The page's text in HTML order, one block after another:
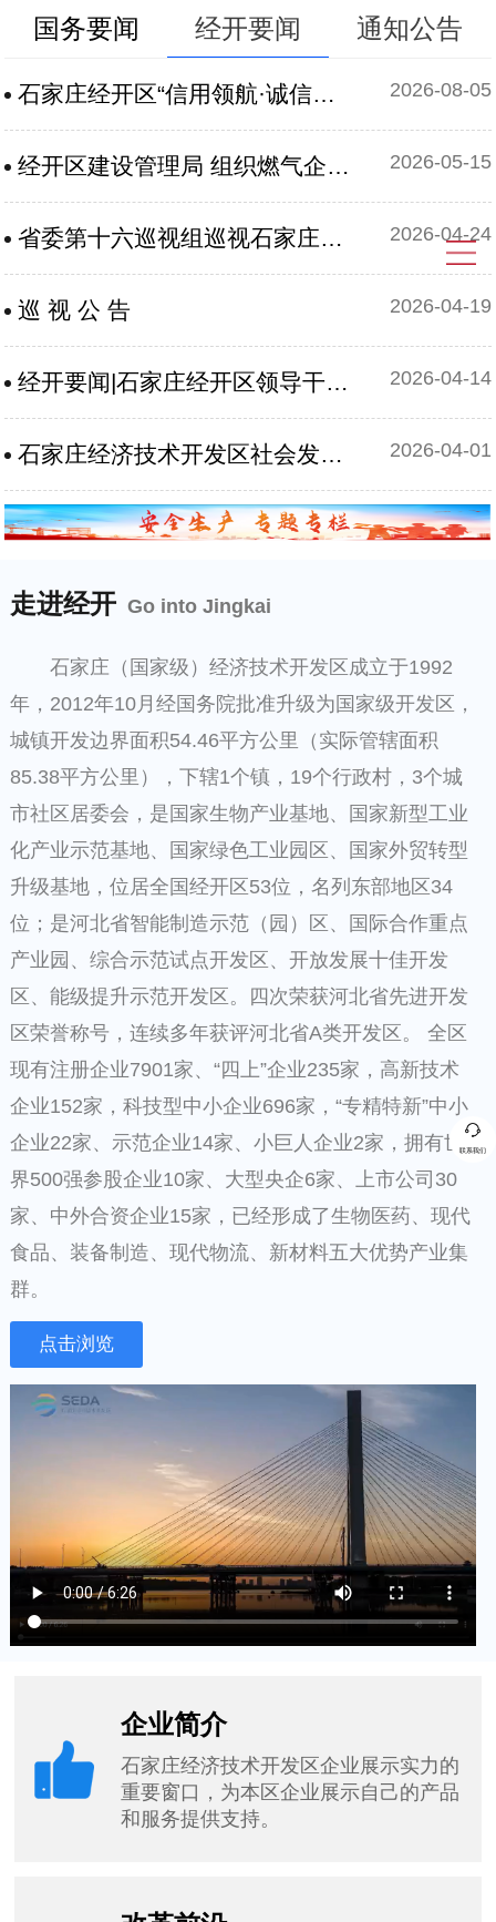
国务要闻 经开要闻 通知公告
石家庄经开区“信用领航·诚信兴石”信用环境提升行动正式启动 2026-08-05
经开区建设管理局 组织燃气企业参加全市燃气系统行业技能比武竞赛 2026-05-15
省委第十六巡视组巡视石家庄经济技术开发区党工委工作动员会召开 2026-04-24
巡 视 公 告 2026-04-19
经开要闻|石家庄经开区领导干部树立和践行正确政绩观学习教育读书班开班 2026-04-14
石家庄经济技术开发区社会发展局 关于2025年秋季“雨露计划”职业教育补助 人员名单公示 2026-04-01
走进经开 Go into Jingkai
石家庄（国家级）经济技术开发区成立于1992
年，2012年10月经国务院批准升级为国家级开发区，
城镇开发边界面积54.46平方公里（实际管辖面积
85.38平方公里），下辖1个镇，19个行政村，3个城
市社区居委会，是国家生物产业基地、国家新型工业
化产业示范基地、国家绿色工业园区、国家外贸转型
升级基地，位居全国经开区53位，名列东部地区34
位；是河北省智能制造示范（园）区、国际合作重点
产业园、综合示范试点开发区、开放发展十佳开发
区、能级提升示范开发区。四次荣获河北省先进开发
区荣誉称号，连续多年获评河北省A类开发区。 全区
现有注册企业7901家、“四上”企业235家，高新技术
企业152家，科技型中小企业696家，“专精特新”中小
企业22家、示范企业14家、小巨人企业2家，拥有世
界500强参股企业10家、大型央企6家、上市公司30
家、中外合资企业15家，已经形成了生物医药、现代
食品、装备制造、现代物流、新材料五大优势产业集
群。
点击浏览
企业简介
石家庄经济技术开发区企业展示实力的
重要窗口，为本区企业展示自己的产品
和服务提供支持。
联系我们